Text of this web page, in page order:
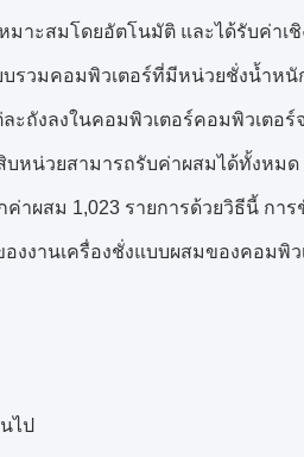
าะสมโดยอัตโนมัติ และได้รับค่าเ
รวมคอมพิวเตอร์ที่มีหน่วยชั่งน้ำห
ถังลงในคอมพิวเตอร์คอมพิวเตอร์
น่วยสามารถรับค่าผสมได้ทั้งหมด
าผสม 1,023 รายการด้วยวิธีนี้ กา
งงานเครื่องชั่งแบบผสมของคอมพิ
ไป